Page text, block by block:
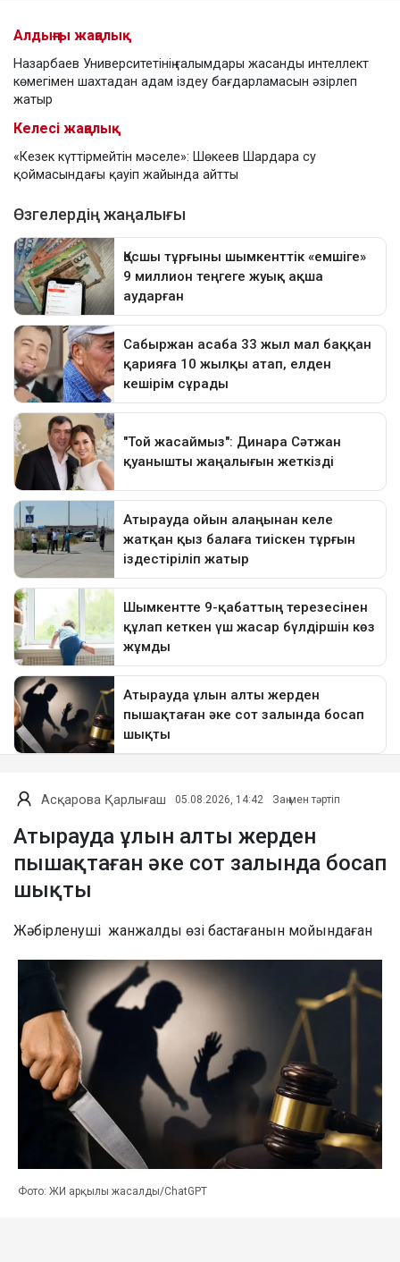
Алдыңғы жаңалық
Назарбаев Университетінің ғалымдары жасанды интеллект
көмегімен шахтадан адам іздеу бағдарламасын әзірлеп
жатыр
Келесі жаңалық
«Кезек күттірмейтін мәселе»: Шөкеев Шардара су
қоймасындағы қауіп жайында айтты
Асқарова Қарлығаш 05.08.2026, 14:42 Заң мен тәртіп
Атырауда ұлын алты жерден
пышақтаған әке сот залында босап
шықты
Жәбірленуші жанжалды өзі бастағанын мойындаған
Фото: ЖИ арқылы жасалды/ChatGPT